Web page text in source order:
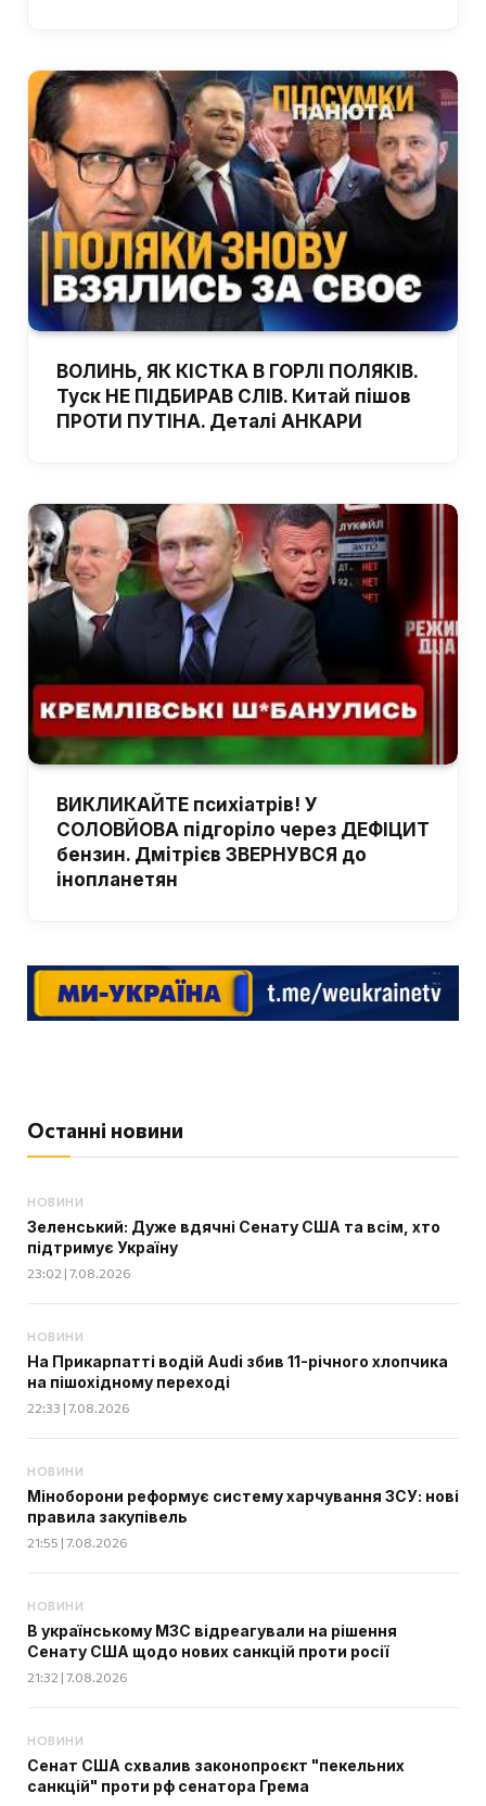
ВОЛИНЬ, ЯК КІСТКА В ГОРЛІ ПОЛЯКІВ.
Туск НЕ ПІДБИРАВ СЛІВ. Китай пішов
ПРОТИ ПУТІНА. Деталі АНКАРИ
ВИКЛИКАЙТЕ психіатрів! У
СОЛОВЙОВА підгоріло через ДЕФІЦИТ
бензин. Дмітрієв ЗВЕРНУВСЯ до
інопланетян
Останні новини
НОВИНИ
Зеленський: Дуже вдячні Сенату США та всім, хто
підтримує Україну
23:02 | 7.08.2026
НОВИНИ
На Прикарпатті водій Audi збив 11-річного хлопчика
на пішохідному переході
22:33 | 7.08.2026
НОВИНИ
Міноборони реформує систему харчування ЗСУ: нові
правила закупівель
21:55 | 7.08.2026
НОВИНИ
В українському МЗС відреагували на рішення
Сенату США щодо нових санкцій проти росії
21:32 | 7.08.2026
НОВИНИ
Сенат США схвалив законопроєкт "пекельних
санкцій" проти рф сенатора Грема